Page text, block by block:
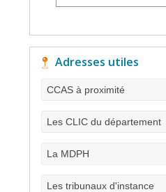
Adresses utiles
CCAS à proximité
Les CLIC du département
La MDPH
Les tribunaux d'instance